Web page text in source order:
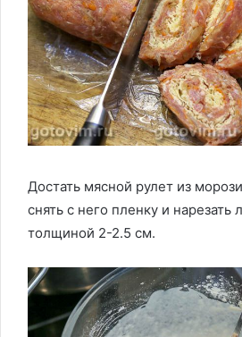
Достать мясной рулет из
снять с него пленку и нарезать
толщиной 2-2.5 см.